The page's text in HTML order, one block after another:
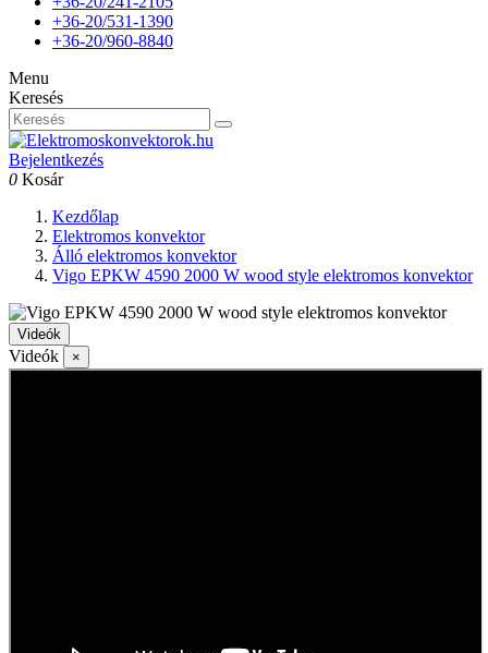
+36-20/531-1390
+36-20/960-8840
Menu
Keresés
Bejelentkezés
0 Kosár
Kezdőlap
Elektromos konvektor
Álló elektromos konvektor
Vigo EPKW 4590 2000 W wood style elektromos konvektor
Videók
Videók ×